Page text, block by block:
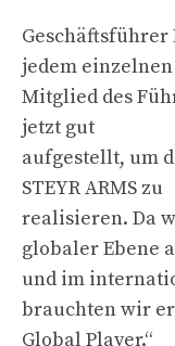
Geschäftsführer
jedem einzelnen
Mitglied des
jetzt gut
aufgestellt, um
STEYR ARMS zu
realisieren. Da
globaler Ebene
und im
brauchten wir
Global Player.“